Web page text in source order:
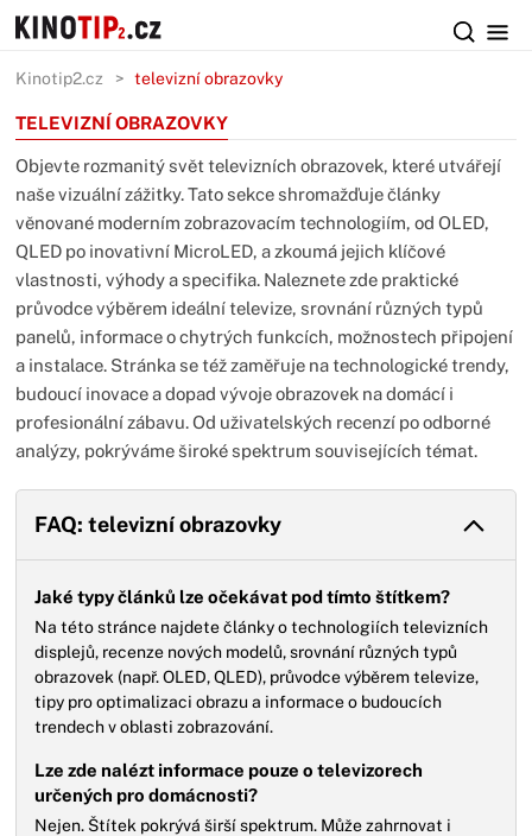
Kinotip2.cz televizní obrazovky
TELEVIZNÍ OBRAZOVKY
Objevte rozmanitý svět televizních obrazovek, které utvářejí
naše vizuální zážitky. Tato sekce shromažďuje články
věnované moderním zobrazovacím technologiím, od OLED,
QLED po inovativní MicroLED, a zkoumá jejich klíčové
vlastnosti, výhody a specifika. Naleznete zde praktické
průvodce výběrem ideální televize, srovnání různých typů
panelů, informace o chytrých funkcích, možnostech připojení
a instalace. Stránka se též zaměřuje na technologické trendy,
budoucí inovace a dopad vývoje obrazovek na domácí i
profesionální zábavu. Od uživatelských recenzí po odborné
analýzy, pokrýváme široké spektrum souvisejících témat.
FAQ: televizní obrazovky
Jaké typy článků lze očekávat pod tímto štítkem?
Na této stránce najdete články o technologiích televizních
displejů, recenze nových modelů, srovnání různých typů
obrazovek (např. OLED, QLED), průvodce výběrem televize,
tipy pro optimalizaci obrazu a informace o budoucích
trendech v oblasti zobrazování.
Lze zde nalézt informace pouze o televizorech
určených pro domácnosti?
Nejen. Štítek pokrývá širší spektrum. Může zahrnovat i